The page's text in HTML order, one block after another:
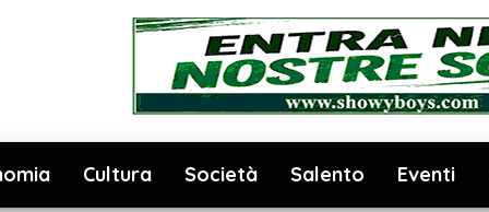
Cultura Società Salento Eventi